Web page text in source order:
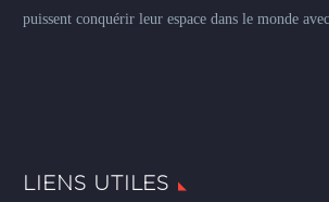
puissent conquérir leur espace dans le monde
LIENS UTILES